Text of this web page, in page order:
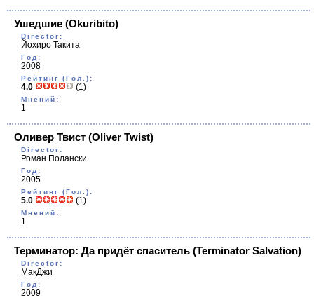
Ушедшие (Okuribito)
Director:
Йохиро Такита
Год:
2008
Рейтинг (Гол.):
4.0 (1)
Мнений:
1
Оливер Твист (Oliver Twist)
Director:
Роман Полански
Год:
2005
Рейтинг (Гол.):
5.0 (1)
Мнений:
1
Терминатор: Да придёт спаситель (Terminator Salvation)
Director:
МакДжи
Год:
2009